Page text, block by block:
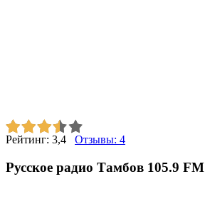
Рейтинг: 3,4 Отзывы: 4
Русское радио Тамбов 105.9 FM